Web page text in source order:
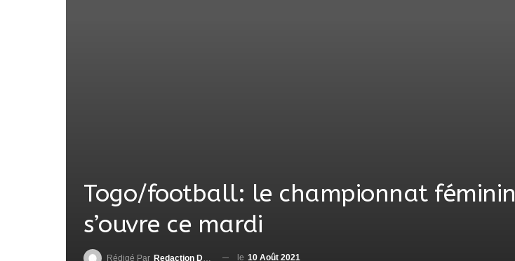
Togo/football: le championnat féminin
s’ouvre ce mardi
Rédigé Par Redaction DjenaSport le 10 Août 2021